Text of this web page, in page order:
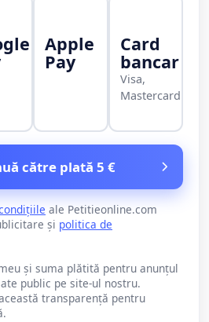
Apple
Pay
Card
bancar
Visa,
Mastercard
către plată 5 €
ale Petitieonline.com
și politica de
și suma plătită pentru anunțul
public pe site-ul nostru.
transparență pentru